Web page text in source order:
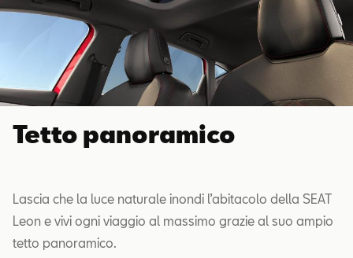
Tetto panoramico
Lascia che la luce naturale inondi l’abitacolo della SEAT
Leon e vivi ogni viaggio al massimo grazie al suo ampio
tetto panoramico.